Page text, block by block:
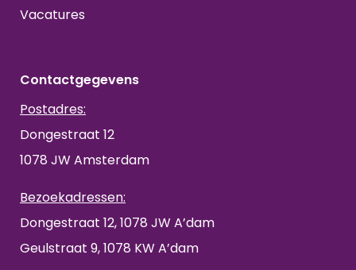
Vacatures
Contactgegevens
Postadres:
Dongestraat 12
1078 JW Amsterdam
Bezoekadressen:
Dongestraat 12, 1078 JW A’dam
Geulstraat 9, 1078 KW A’dam